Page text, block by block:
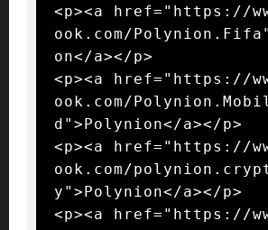
<p><a href="https://
ook.com/
on</a></p>
<p><a href="https://
ook.com/
d">Polynion</a></p>
<p><a href="https://
ook.com/
y">Polynion</a></p>
<p><a href="https://